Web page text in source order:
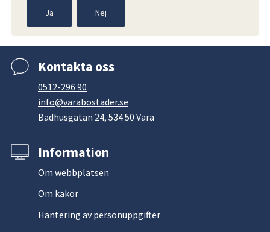
Ja Nej
Kontakta oss
0512-296 90
info@varabostader.se
Badhusgatan 24, 534 50 Vara
Information
Om webbplatsen
Om kakor
Hantering av personuppgifter